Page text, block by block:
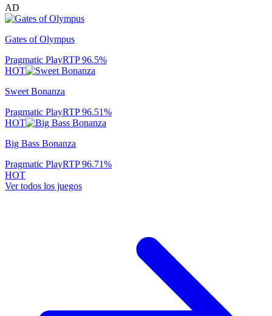
AD
Gates of Olympus
Pragmatic PlayRTP96.5%
HOT
Sweet Bonanza
Pragmatic PlayRTP96.51%
HOT
Big Bass Bonanza
Pragmatic PlayRTP96.71%
HOT
Ver todos los juegos